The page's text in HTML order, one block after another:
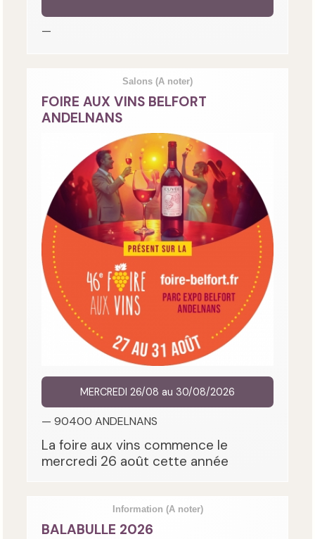
—
Salons (A noter)
FOIRE AUX VINS BELFORT
ANDELNANS
MERCREDI 26/08 au 30/08/2026
— 90400 ANDELNANS
La foire aux vins commence le
mercredi 26 août cette année
Information (A noter)
BALABULLE 2026